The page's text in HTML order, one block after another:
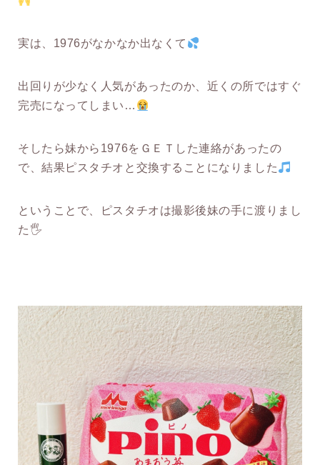
実は、1976がなかなか出なくて
出回りが少なく人気があったのか、近くの所ではすぐ
完売になってしまい…
そしたら妹から1976をＧＥＴした連絡があったの
で、結果ピスタチオと交換することになりました
ということで、ピスタチオは撮影後妹の手に渡りまし
た🖐️